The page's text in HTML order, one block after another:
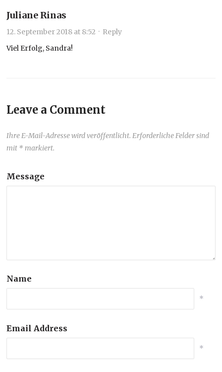
Juliane Rinas
12. September 2018 at 8:52 · Reply
Viel Erfolg, Sandra!
Leave a Comment
Ihre E-Mail-Adresse wird veröffentlicht. Erforderliche Felder sind
mit * markiert.
Message
Name
*
Email Address
*